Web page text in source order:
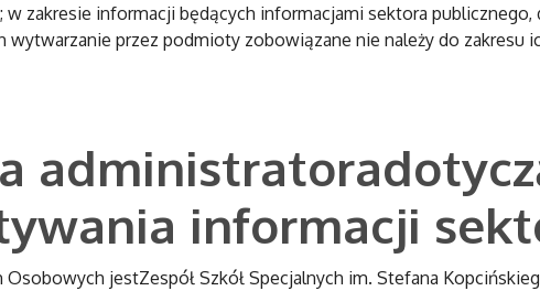
w zakresie informacji będących informacjami sektora
przez podmioty zobowiązane nie należy do zakresu
informacji
jestZespół Szkół Specjalnych im. Stefana